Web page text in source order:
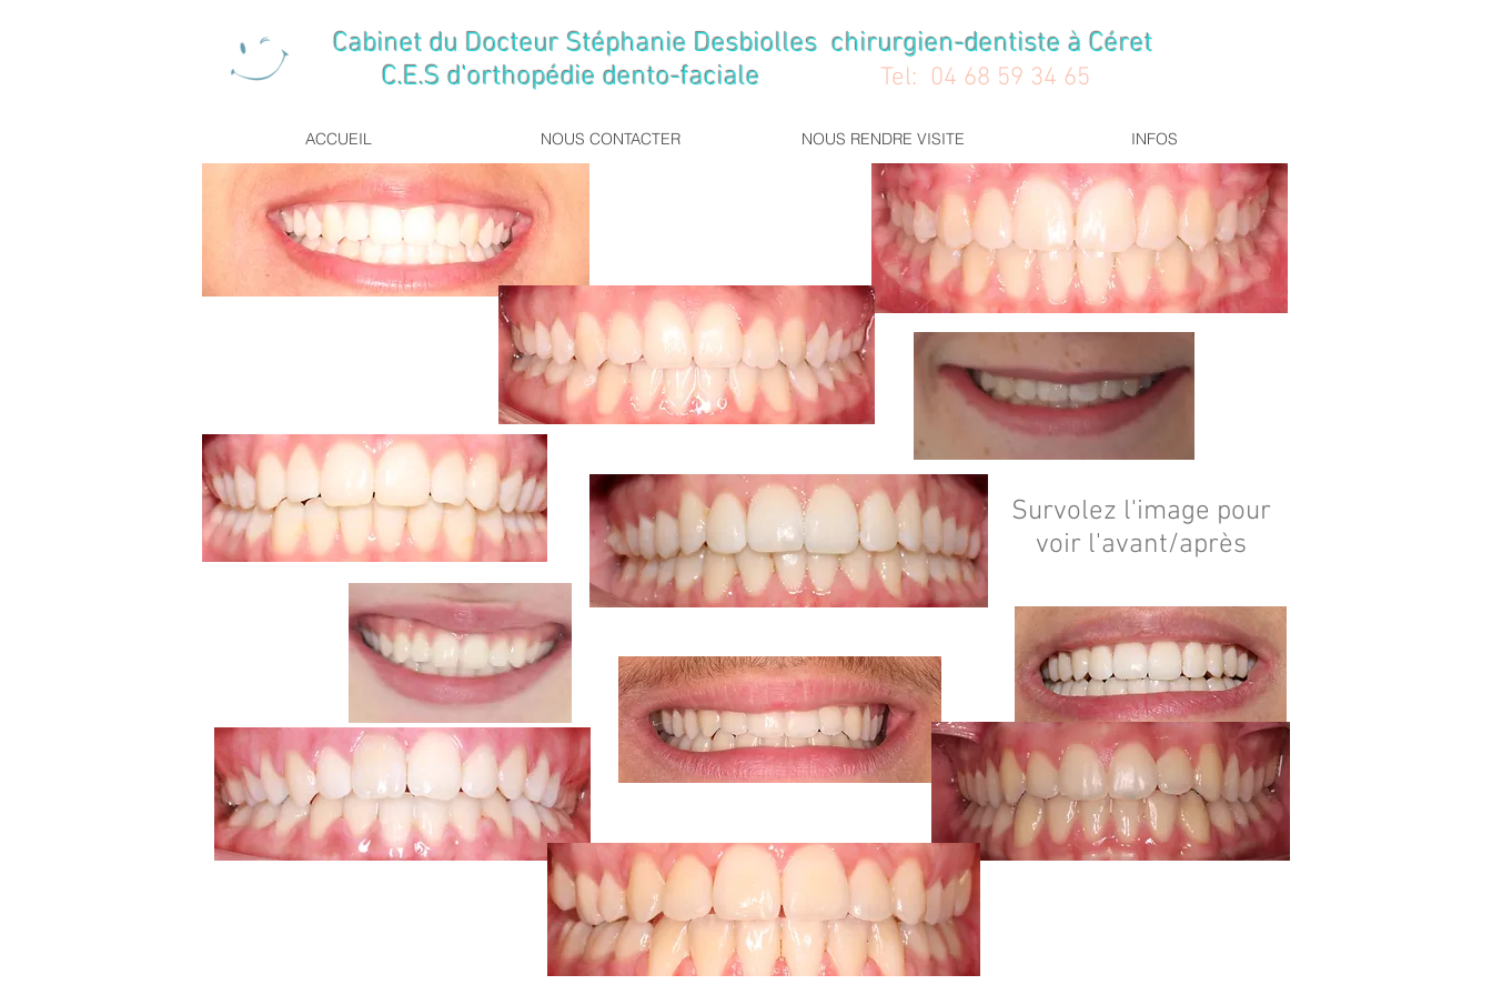
Cabinet du Docteur Stéphanie Desbiolles chirurgien-dentiste à Céret
C.E.S d'orthopédie dento-faciale
Tel: 04 68 59 34 65
ACCUEIL NOUS CONTACTER NOUS RENDRE VISITE INFOS
Survolez l'image pour
voir l'avant/après